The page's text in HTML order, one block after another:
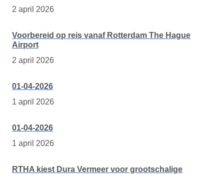
2 april 2026
Voorbereid op reis vanaf Rotterdam The Hague
Airport
2 april 2026
01-04-2026
1 april 2026
01-04-2026
1 april 2026
RTHA kiest Dura Vermeer voor grootschalige